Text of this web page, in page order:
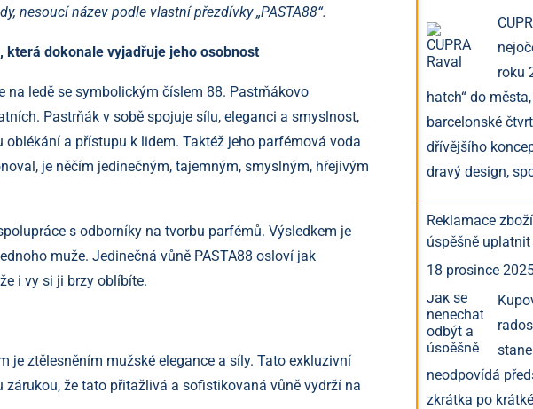
nesoucí název podle vlastní přezdívky „PASTA88“.
která dokonale vyjadřuje jeho osobnost
na ledě se symbolickým číslem 88. Pastrňákovo
Pastrňák v sobě spojuje sílu, eleganci a smyslnost,
a přístupu k lidem. Taktéž jeho parfémová voda
je něčím jedinečným, tajemným, smyslným, hřejivým
s odborníky na tvorbu parfémů. Výsledkem je
muže. Jedinečná vůně PASTA88 osloví jak
i vy si ji brzy oblíbíte.
je ztělesněním mužské elegance a síly. Tato exkluzivní
že tato přitažlivá a sofistikovaná vůně vydrží na
roku
hatch“ do
barcelonské
dřívějšího
dravý design,
Reklamace
úspěšně
18 prosince
neodpovídá
zkrátka po